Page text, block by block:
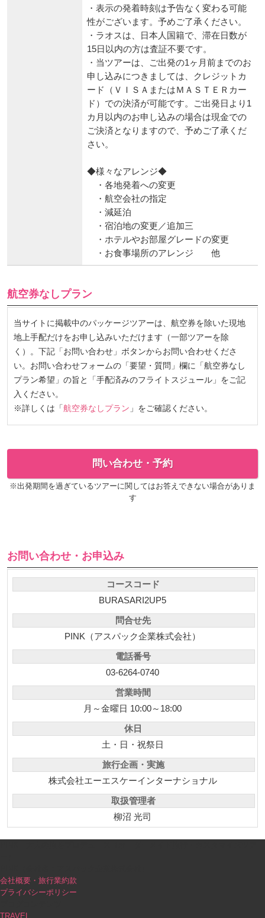
・表示の発着時刻は予告なく変わる可能
性がございます。予めご了承ください。
・ラオスは、日本人国籍で、滞在日数が
15日以内の方は査証不要です。
・当ツアーは、ご出発の1ヶ月前までのお
申し込みにつきましては、クレジットカ
ード（ＶＩＳＡまたはＭＡＳＴＥＲカー
ド）での決済が可能です。ご出発日より1
カ月以内のお申し込みの場合は現金での
ご決済となりますので、予めご了承くだ
さい。
◆様々なアレンジ◆
・各地発着への変更
・航空会社の指定
・減延泊
・宿泊地の変更／追加三
・ホテルやお部屋グレードの変更
・お食事場所のアレンジ 他
航空券なしプラン
当サイトに掲載中のパッケージツアーは、航空券を除いた現地
地上手配だけをお申し込みいただけます（一部ツアーを除
く）。下記「お問い合わせ」ボタンからお問い合わせくださ
い。お問い合わせフォームの「要望・質問」欄に「航空券なし
プラン希望」の旨と「手配済みのフライトスジュール」をご記
入ください。
※詳しくは「航空券なしプラン 」をご確認ください。
問い合わせ・予約
※出発期間を過ぎているツアーに関してはお答えできない場合がありま
す
お問い合わせ・お申込み
コースコード
BURASARI2UP5
問合せ先
PINK（アスパック企業株式会社）
電話番号
03-6264-0740
営業時間
月～金曜日 10:00～18:00
休日
土・日・祝祭日
旅行企画・実施
株式会社エーエスケーインターナショナル
取扱管理者
柳沼 光司
会社概要・旅行業約款
プライバシーポリシー
TRAVEL